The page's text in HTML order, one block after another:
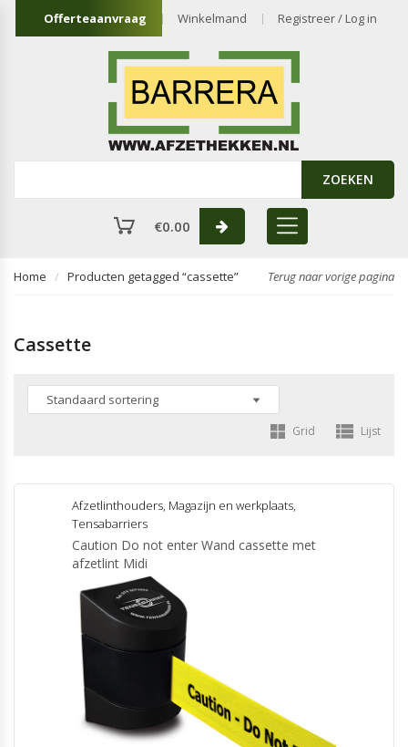
Offerteaanvraag Winkelmand Registreer / Log in
ZOEKEN
€0.00
Home Producten getagged “cassette” Terug naar vorige pagina
Cassette
Grid Lijst
Afzetlinthouders, Magazijn en werkplaats,
Tensabarriers
Caution Do not enter Wand cassette met
afzetlint Midi